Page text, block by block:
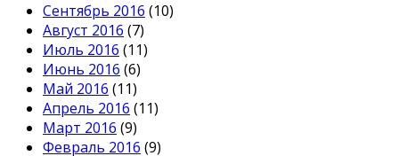
Сентябрь 2016 (10)
Август 2016 (7)
Июль 2016 (11)
Июнь 2016 (6)
Май 2016 (11)
Апрель 2016 (11)
Март 2016 (9)
Февраль 2016 (9)